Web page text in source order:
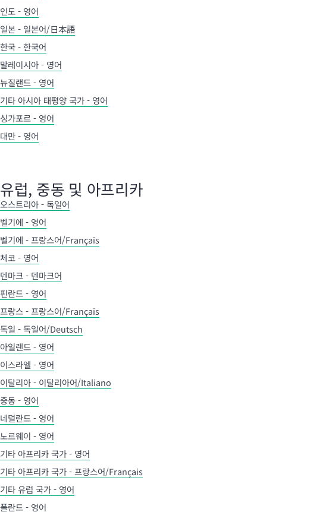
인도 - 영어
일본 - 일본어/日本語
한국 - 한국어
말레이시아 - 영어
뉴질랜드 - 영어
기타 아시아 태평양 국가 - 영어
싱가포르 - 영어
대만 - 영어
유럽, 중동 및 아프리카
오스트리아 - 독일어
벨기에 - 영어
벨기에 - 프랑스어/Français
체코 - 영어
덴마크 - 덴마크어
핀란드 - 영어
프랑스 - 프랑스어/Français
독일 - 독일어/Deutsch
아일랜드 - 영어
이스라엘 - 영어
이탈리아 - 이탈리아어/Italiano
중동 - 영어
네덜란드 - 영어
노르웨이 - 영어
기타 아프리카 국가 - 영어
기타 아프리카 국가 - 프랑스어/Français
기타 유럽 국가 - 영어
폴란드 - 영어